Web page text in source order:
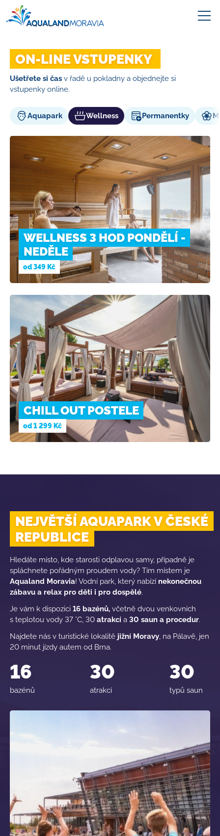
ON‑LINE VSTUPENKY
Ušetřete si čas v řadě u pokladny a objednejte si
vstupenky online.
Aquapark Wellness Permanentky
WELLNESS 3 HOD PONDĚLÍ -
NEDĚLE
od349 Kč
CHILL OUT POSTELE
od1 299 Kč
NEJVĚTŠÍ AQUAPARK V ČESKÉ
REPUBLICE
Hledáte místo, kde starosti odplavou samy, případně je
spláchnete pořádným proudem vody? Tím místem je
Aqualand Moravia! Vodní park, který nabízí nekonečnou
zábavu a relax pro děti i pro dospělé.
Je vám k dispozici 16 bazénů, včetně dvou venkovních
s teplotou vody 37 °C, 30 atrakcí a 30 saun a procedur.
Najdete nás v turistické lokalitě jižní Moravy , na Pálavě, jen
20 minut jízdy autem od Brna.
16
bazénů
30
atrakcí
30
typů saun